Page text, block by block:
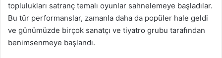
toplulukları satranç temalı oyunlar sahnelemeye başladılar.
Bu tür performanslar, zamanla daha da popüler hale geldi
ve günümüzde birçok sanatçı ve tiyatro grubu tarafından
benimsenmeye başlandı.